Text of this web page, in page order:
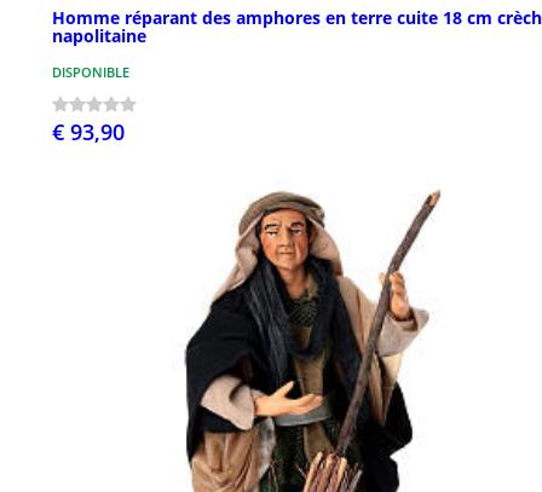
Homme réparant des amphores en terre cuite 18 cm
napolitaine
DISPONIBLE
€ 93,90